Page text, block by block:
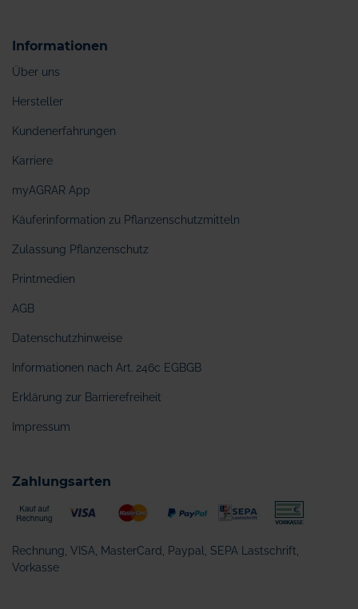
Informationen
Über uns
Hersteller
Kundenerfahrungen
Karriere
myAGRAR App
Käuferinformation zu Pflanzenschutzmitteln
Zulassung Pflanzenschutz
Printmedien
AGB
Datenschutzhinweise
Informationen nach Art. 246c EGBGB
Erklärung zur Barrierefreiheit
Impressum
Zahlungsarten
Rechnung, VISA, MasterCard, Paypal, SEPA Lastschrift,
Vorkasse